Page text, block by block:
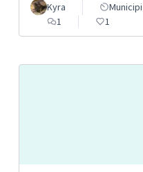
Kyra Municipi
1
1